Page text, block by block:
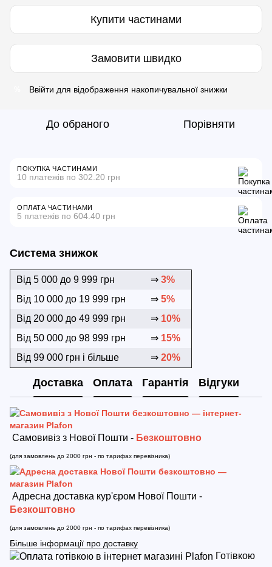
Купити частинами
Замовити швидко
Ввійти для відображення накопичувальної знижки
До обраного Порівняти
ПОКУПКА ЧАСТИНАМИ
10 платежів по 302.20 грн
ОПЛАТА ЧАСТИНАМИ
5 платежів по 604.40 грн
Система знижок
Від 5 000 до 9 999 грн ⇒ 3%
Від 10 000 до 19 999 грн
⇒ 5%
Від 20 000 до 49 999 грн
⇒ 10%
Від 50 000 до 98 999 грн
⇒ 15%
Від 99 000 грн і більше
⇒ 20%
Доставка Оплата Гарантія Відгуки
Самовивіз з Нової Пошти - Безкоштовно
(для замовлень до 2000 грн - по тарифах перевізника)
Адресна доставка кур'єром Нової Пошти -
Безкоштовно
(для замовлень до 2000 грн - по тарифах перевізника)
Більше інформації про доставку
Готівкою